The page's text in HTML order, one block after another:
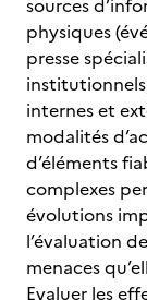
sources
physiques
presse
internes et
modalités
d’éléments
complexes
évolutions
l’évaluation
menaces
Evaluer les